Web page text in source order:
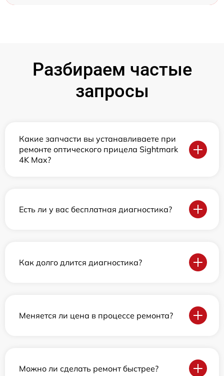
Разбираем частые
запросы
Какие запчасти вы устанавливаете при
ремонте оптического прицела Sightmark
4K Max?
Есть ли у вас бесплатная диагностика?
Как долго длится диагностика?
Меняется ли цена в процессе ремонта?
Можно ли сделать ремонт быстрее?